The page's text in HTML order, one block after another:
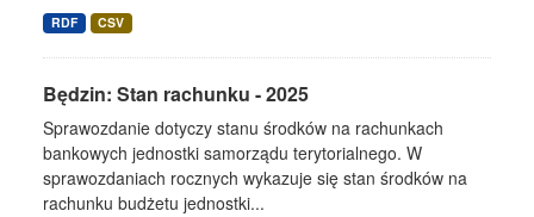
RDF CSV
Będzin: Stan rachunku - 2025
Sprawozdanie dotyczy stanu środków na rachunkach
bankowych jednostki samorządu terytorialnego. W
sprawozdaniach rocznych wykazuje się stan środków na
rachunku budżetu jednostki...